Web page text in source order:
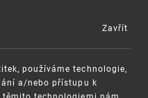
MENU
používáme technologie,
a/nebo přístupu k
Zavřít